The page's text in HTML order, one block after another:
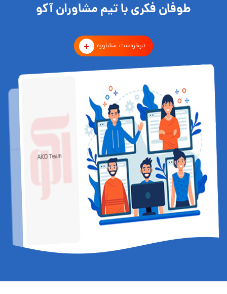
طوفان فکری با تیم مشاوران آکو
درخواست مشاوره